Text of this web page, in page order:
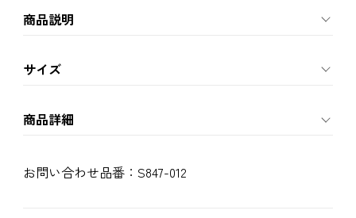
商品説明
サイズ
商品詳細
お問い合わせ品番： S847-012